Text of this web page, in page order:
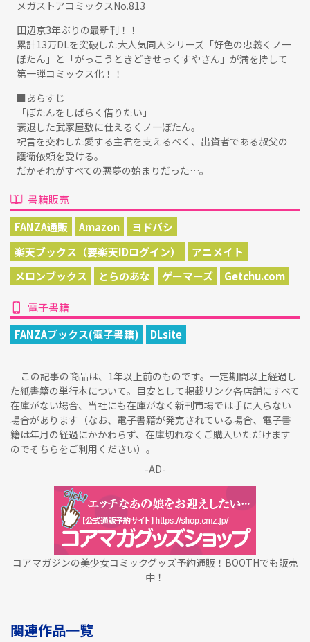
メガストアコミックスNo.813
田辺京3年ぶりの最新刊！！
累計13万DLを突破した大人気同人シリーズ「好色の忠義くノ一
ぼたん」と「がっこうときどきせっくすやさん」が満を持して
第一弾コミックス化！！
■あらすじ
「ぼたんをしばらく借りたい」
衰退した武家屋敷に仕えるくノ一ぼたん。
祝言を交わした愛する主君を支えるべく、出資者である叔父の
護衛依頼を受ける。
だかそれがすべての悪夢の始まりだった…。
書籍販売
FANZA通販
Amazon
ヨドバシ
楽天ブックス（要楽天IDログイン）
アニメイト
メロンブックス
とらのあな ゲーマーズ Getchu.com
電子書籍
FANZAブックス(電子書籍)
DLsite
この記事の商品は、1年以上前のものです。一定期間以上経過し
た紙書籍の単行本について。目安として掲載リンク各店舗にすべて
在庫がない場合、当社にも在庫がなく新刊市場では手に入らない
場合があります（なお、電子書籍が発売されている場合、電子書
籍は年月の経過にかかわらず、在庫切れなくご購入いただけます
のでそちらをご利用ください）。
-AD-
コアマガジンの美少女コミックグッズ予約通販！BOOTHでも販売
中！
関連作品一覧